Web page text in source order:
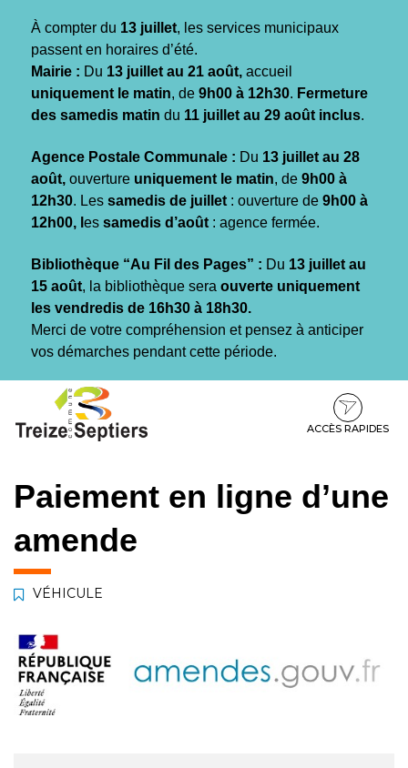
À compter du 13 juillet, les services municipaux
passent en horaires d’été.
Mairie : Du 13 juillet au 21 août, accueil
uniquement le matin, de 9h00 à 12h30. Fermeture
des samedis matin du 11 juillet au 29 août inclus.
Agence Postale Communale : Du 13 juillet au 28
août, ouverture uniquement le matin, de 9h00 à
12h30. Les samedis de juillet : ouverture de 9h00 à
12h00, l es samedis d’août : agence fermée.
Bibliothèque “Au Fil des Pages” : Du 13 juillet au
15 août, la bibliothèque sera ouverte uniquement
les vendredis de 16h30 à 18h30.
Merci de votre compréhension et pensez à anticiper
vos démarches pendant cette période.
contenu
pied
ACCÈS RAPIDES
Paiement en ligne d’une
amende
VÉHICULE